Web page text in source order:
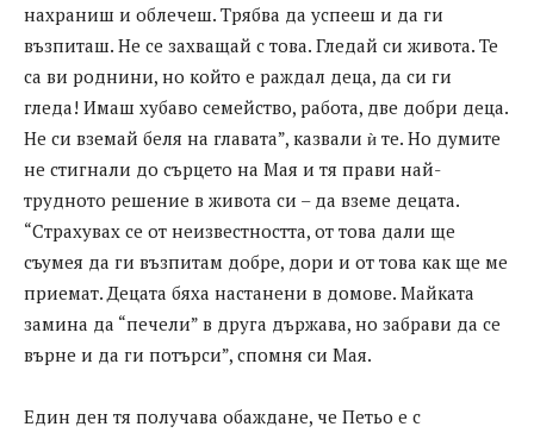
нахраниш и облечеш. Трябва да успееш и да ги
възпиташ. Не се захващай с това. Гледай си живота. Те
са ви роднини, но който е раждал деца, да си ги
гледа! Имаш хубаво семейство, работа, две добри деца.
Не си вземай беля на главата”, казвали ѝ те. Но думите
не стигнали до сърцето на Мая и тя прави най-
трудното решение в живота си – да вземе децата.
“Страхувах се от неизвестността, от това дали ще
съумея да ги възпитам добре, дори и от това как ще ме
приемат. Децата бяха настанени в домове. Майката
замина да “печели” в друга държава, но забрави да се
върне и да ги потърси”, спомня си Мая.
Един ден тя получава обаждане, че Петьо е с